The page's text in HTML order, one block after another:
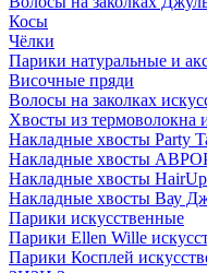
Косы
Чёлки
Парики натуральные и
Височные пряди
Волосы на заколках
Хвосты из термоволокна
Накладные хвосты Party
Накладные хвосты
Накладные хвосты
Накладные хвосты Вау
Парики искусственные
Парики Ellen Wille
Парики Косплей